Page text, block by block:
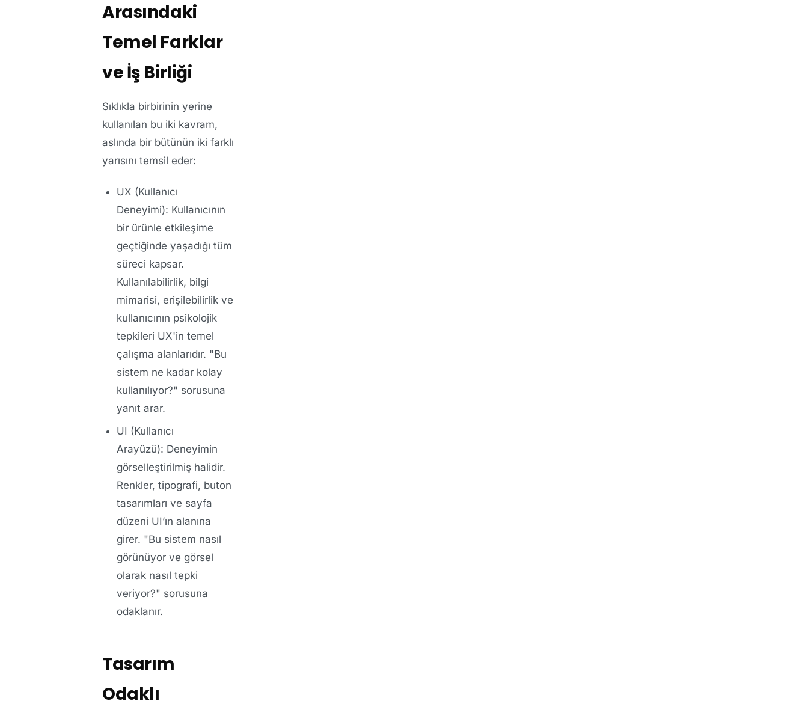
Arasındaki
Temel Farklar
ve İş Birliği
Sıklıkla birbirinin yerine
kullanılan bu iki kavram,
aslında bir bütünün iki farklı
yarısını temsil eder:
UX (Kullanıcı
Deneyimi): Kullanıcının
bir ürünle etkileşime
geçtiğinde yaşadığı tüm
süreci kapsar.
Kullanılabilirlik, bilgi
mimarisi, erişilebilirlik ve
kullanıcının psikolojik
tepkileri UX'in temel
çalışma alanlarıdır. "Bu
sistem ne kadar kolay
kullanılıyor?" sorusuna
yanıt arar.
UI (Kullanıcı
Arayüzü): Deneyimin
görselleştirilmiş halidir.
Renkler, tipografi, buton
tasarımları ve sayfa
düzeni UI’ın alanına
girer. "Bu sistem nasıl
görünüyor ve görsel
olarak nasıl tepki
veriyor?" sorusuna
odaklanır.
Tasarım
Odaklı